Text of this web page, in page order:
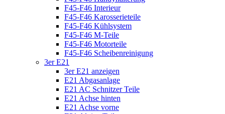
F45-F46 Interieur
F45-F46 Karosserieteile
F45-F46 Kühlsystem
F45-F46 M-Teile
F45-F46 Motorteile
F45-F46 Scheibenreinigung
3er E21
3er E21 anzeigen
E21 Abgasanlage
E21 AC Schnitzer Teile
E21 Achse hinten
E21 Achse vorne